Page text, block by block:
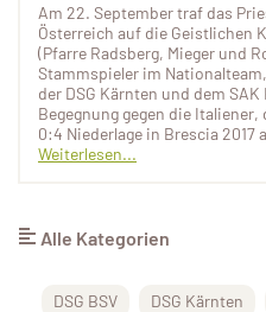
Am 22. September traf das
Österreich auf die Geistlichen
(Pfarre Radsberg, Mieger und
Stammspieler im
der DSG Kärnten und dem
Begegnung gegen die
0:4 Niederlage in Brescia 2017
Weiterlesen...
Alle Kategorien
DSG BSV DSG Kärnten